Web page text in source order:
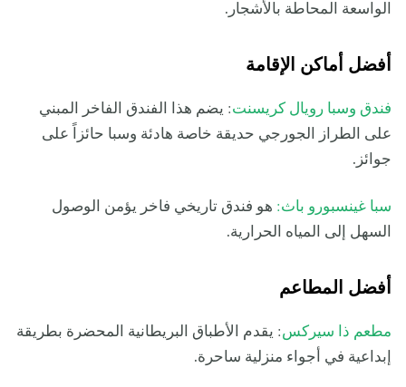
الواسعة المحاطة بالأشجار.
أفضل أماكن الإقامة
فندق وسبا رويال كريسنت: يضم هذا الفندق الفاخر المبني
على الطراز الجورجي حديقة خاصة هادئة وسبا حائزاً على
جوائز.
سبا غينسبورو باث: هو فندق تاريخي فاخر يؤمن الوصول
السهل إلى المياه الحرارية.
أفضل المطاعم
مطعم ذا سيركس: يقدم الأطباق البريطانية المحضرة بطريقة
إبداعية في أجواء منزلية ساحرة.